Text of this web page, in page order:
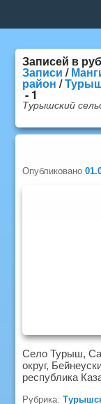
Записей в
Записи /
район /
- 1
Турышский
Опубликовано
Село Турыш,
округ,
республика
Рубрика: